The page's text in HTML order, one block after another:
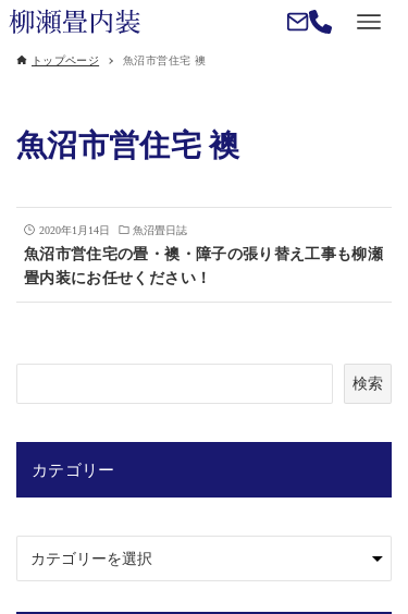
トップページ 魚沼市営住宅 襖
魚沼市営住宅 襖
2020年1月14日 魚沼畳日誌
魚沼市営住宅の畳・襖・障子の張り替え工事も柳瀬
畳内装にお任せください！
索
検索
カテゴリー